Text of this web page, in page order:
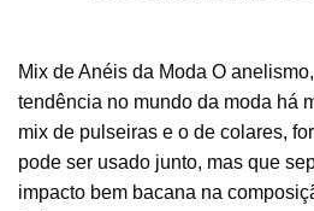
Mix de Anéis da Moda O
tendência no mundo da moda há
mix de pulseiras e o de colares,
pode ser usado junto, mas que
impacto bem bacana na